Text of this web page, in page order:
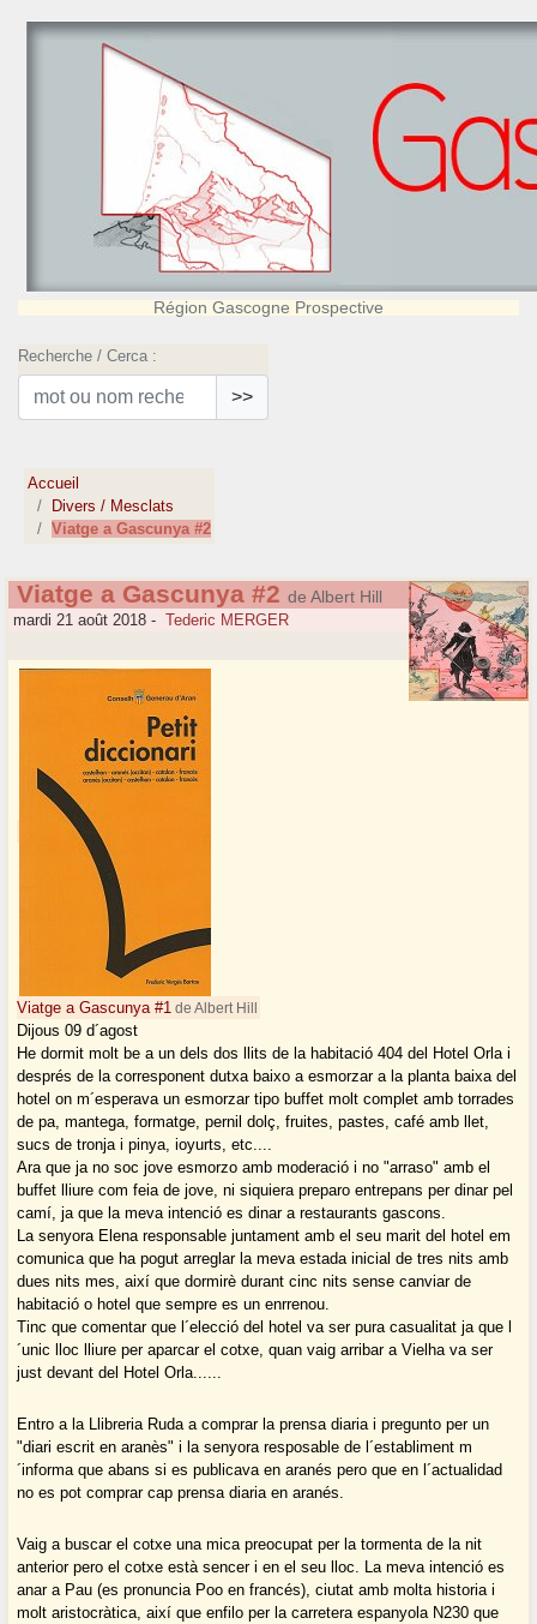
Région Gascogne Prospective
Recherche / Cerca :
>>
Accueil
Divers / Mesclats
Viatge a Gascunya #2
Viatge a Gascunya #2 de Albert Hill
mardi 21 août 2018 - Tederic MERGER
Viatge a Gascunya #1 de Albert Hill
Dijous 09 d´agost
He dormit molt be a un dels dos llits de la habitació 404 del Hotel Orla i
després de la corresponent dutxa baixo a esmorzar a la planta baixa del
hotel on m´esperava un esmorzar tipo buffet molt complet amb torrades
de pa, mantega, formatge, pernil dolç, fruites, pastes, café amb llet,
sucs de tronja i pinya, ioyurts, etc....
Ara que ja no soc jove esmorzo amb moderació i no "arraso" amb el
buffet lliure com feia de jove, ni siquiera preparo entrepans per dinar pel
camí, ja que la meva intenció es dinar a restaurants gascons.
La senyora Elena responsable juntament amb el seu marit del hotel em
comunica que ha pogut arreglar la meva estada inicial de tres nits amb
dues nits mes, així que dormirè durant cinc nits sense canviar de
habitació o hotel que sempre es un enrrenou.
Tinc que comentar que l´elecció del hotel va ser pura casualitat ja que l
´unic lloc lliure per aparcar el cotxe, quan vaig arribar a Vielha va ser
just devant del Hotel Orla......
Entro a la Llibreria Ruda a comprar la prensa diaria i pregunto per un
"diari escrit en aranès" i la senyora resposable de l´establiment m
´informa que abans si es publicava en aranés pero que en l´actualidad
no es pot comprar cap prensa diaria en aranés.
Vaig a buscar el cotxe una mica preocupat per la tormenta de la nit
anterior pero el cotxe està sencer i en el seu lloc. La meva intenció es
anar a Pau (es pronuncia Poo en francés), ciutat amb molta historia i
molt aristocràtica, així que enfilo per la carretera espanyola N230 que